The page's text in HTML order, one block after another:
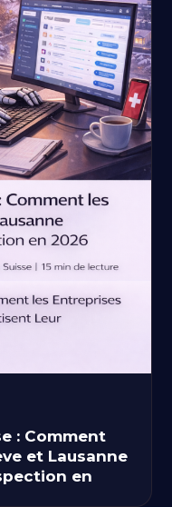
: Comment
et Lausanne
en